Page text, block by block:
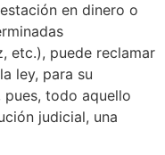
en dinero o
etc.), puede reclamar
ley, para su
pues, todo aquello
judicial, una